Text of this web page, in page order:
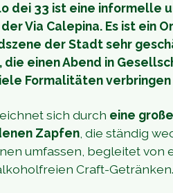
dei 33 ist eine informelle
Via Calepina. Es ist ein
der Stadt sehr
die einen Abend in
Formalitäten
sich durch eine
Zapfen , die ständig
umfassen, begleitet von
Craft-Getränken.